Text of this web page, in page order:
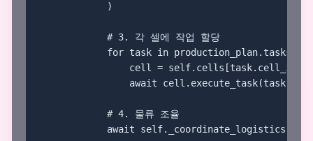
            )
            # 3. 각 셀에 작업 할당
            for task in production_plan.tasks:
                cell = self.cells[task.cell_id]
                await cell.execute_task(task)
            # 4. 물류 조율
await